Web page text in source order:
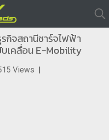
กิจสถานีชาร์จไฟฟ้า
บเคลื่อน E-Mobility
Views |